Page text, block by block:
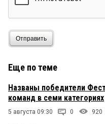
Отправить
Еще по теме
Названы победители
команд в семи категориях
5 августа 09:30 0 920